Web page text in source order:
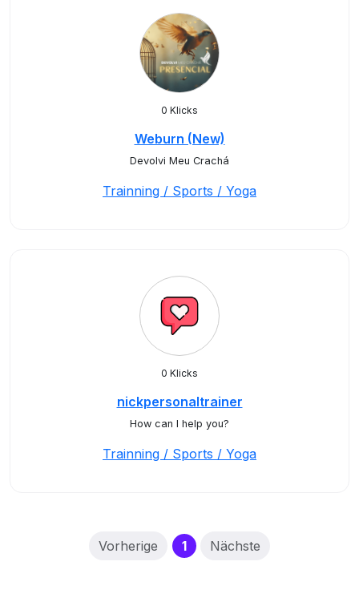
0 Klicks
Weburn (New)
Devolvi Meu Crachá
Trainning / Sports / Yoga
0 Klicks
nickpersonaltrainer
How can I help you?
Trainning / Sports / Yoga
Vorherige 1(current)
Nächste